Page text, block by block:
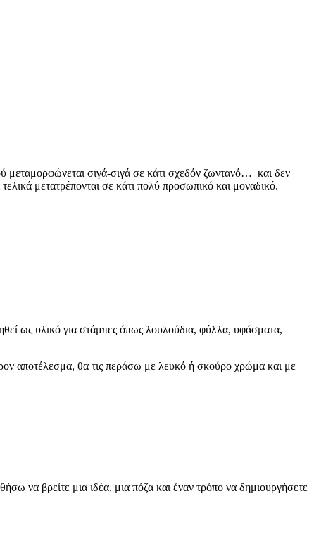
μεταμορφώνεται σιγά-σιγά σε κάτι σχεδόν ζωντανό… και δεν
μετατρέπονται σε κάτι πολύ προσωπικό και μοναδικό.
ως υλικό για στάμπες όπως λουλούδια, φύλλα, υφάσματα,
αποτέλεσμα, θα τις περάσω με λευκό ή σκούρο χρώμα και με
να βρείτε μια ιδέα, μια πόζα και έναν τρόπο να δημιουργήσετε